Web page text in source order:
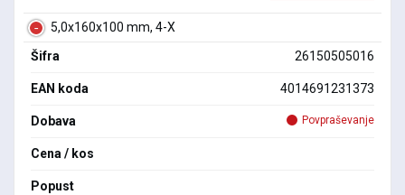
5,0x160x100 mm, 4-X
Šifra
26150505016
EAN koda 4014691231373
Dobava Povpraševanje
Cena / kos
Popust